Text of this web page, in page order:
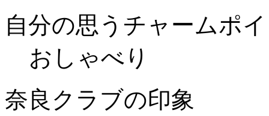
自分の思うチャームポ
おしゃべり
奈良クラブの印象